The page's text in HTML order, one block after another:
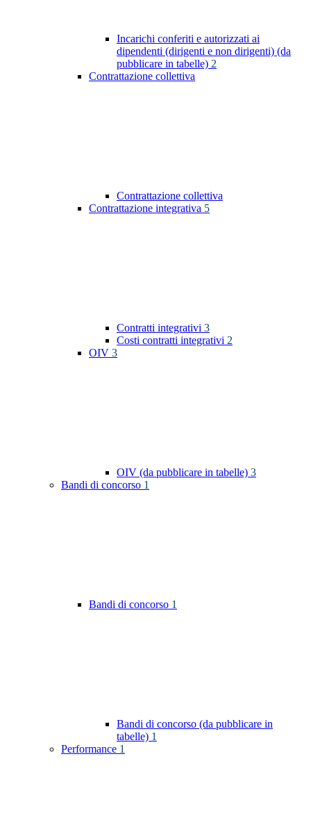
Incarichi conferiti e autorizzati ai
dipendenti (dirigenti e non dirigenti) (da
pubblicare in tabelle) 2
Contrattazione collettiva
Contrattazione collettiva
Contrattazione integrativa 5
Contratti integrativi 3
Costi contratti integrativi 2
OIV 3
OIV (da pubblicare in tabelle) 3
Bandi di concorso 1
Bandi di concorso 1
Bandi di concorso (da pubblicare in
tabelle) 1
Performance 1